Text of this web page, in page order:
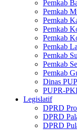
Pemkab
Pemkab
Pemkab
Pemkab
Pemkab
Pemkab
Pemkab
Pemkab
Pemkab
Dinas
PUPR-
Legislatif
DPRD
DPRD
DPRD